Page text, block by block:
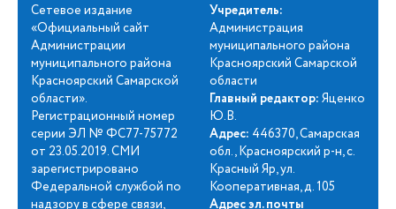
Сетевое издание
«Официальный сайт
Администрации
муниципального района
Красноярский Самарской
области».
Регистрационный номер
серии ЭЛ № ФС77-75772
от 23.05.2019. СМИ
зарегистрировано
Федеральной службой по
надзору в сфере связи,
Учредитель:
Администрация
муниципального района
Красноярский Самарской
области
Главный редактор: Яценко
Ю.В.
Адрес: 446370, Самарская
обл., Красноярский р-н, с.
Красный Яр, ул.
Кооперативная, д. 105
Адрес эл. почты